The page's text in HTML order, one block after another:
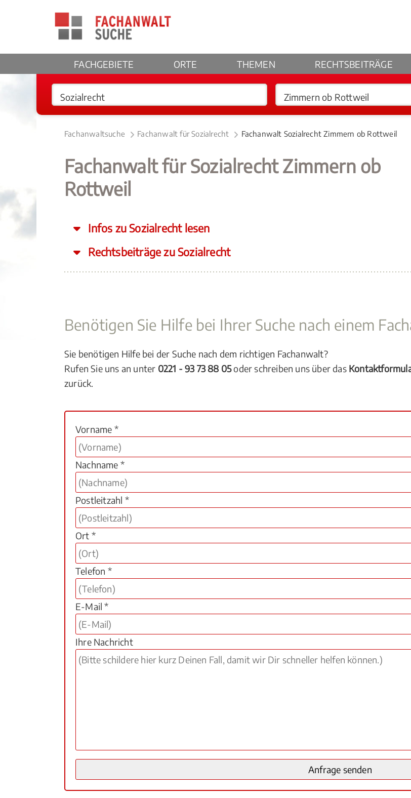
FACHGEBIETE ORTE THEMEN RECHTSBEITRÄGE
Fachanwaltsuche Fachanwalt für Sozialrecht Fachanwalt Sozialrecht Zimmern ob Rottweil
Fachanwalt für Sozialrecht Zimmern ob
Rottweil
Infos zu Sozialrecht lesen
Rechtsbeiträge zu Sozialrecht
Benötigen Sie Hilfe bei Ihrer Suche nach einem
Sie benötigen Hilfe bei der Suche nach dem richtigen Fachanwalt?
Rufen Sie uns an unter 0221 - 93 73 88 05oder schreiben uns über das
zurück.
Vorname *
Nachname *
Postleitzahl *
Ort *
Telefon *
E-Mail *
Ihre Nachricht